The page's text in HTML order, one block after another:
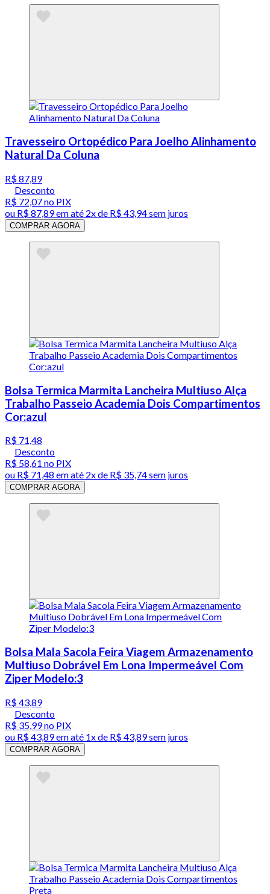
Travesseiro Ortopédico Para Joelho Alinhamento
Natural Da Coluna
R$ 87,89
Desconto
R$ 72,07no PIX
ou R$ 87,89em até 2x de R$ 43,94 sem juros
COMPRAR AGORA
Bolsa Termica Marmita Lancheira Multiuso Alça
Trabalho Passeio Academia Dois Compartimentos
Cor:azul
R$ 71,48
Desconto
R$ 58,61 no PIX
ou R$ 71,48 em até 2x de R$ 35,74 sem juros
COMPRAR AGORA
Bolsa Mala Sacola Feira Viagem Armazenamento
Multiuso Dobrável Em Lona Impermeável Com
Ziper Modelo:3
R$ 43,89
Desconto
R$ 35,99no PIX
ou R$ 43,89em até 1x de R$ 43,89sem juros
COMPRAR AGORA